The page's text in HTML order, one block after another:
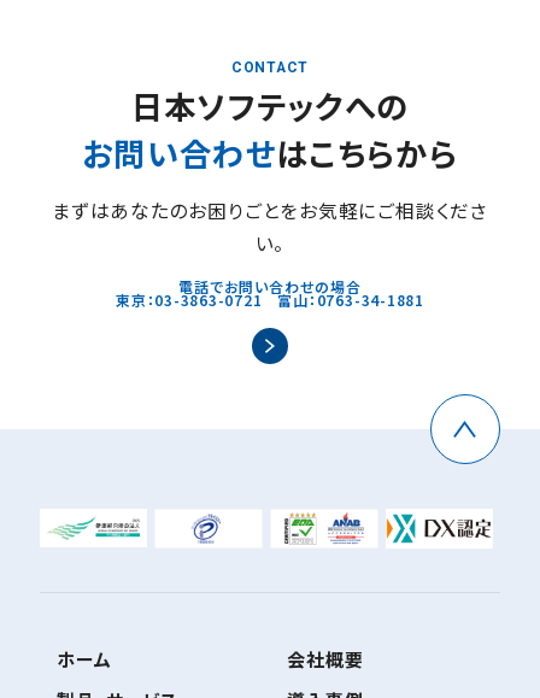
CONTACT
日本ソフテックへの
お問い合わせはこちらから
まずはあなたのお困りごとをお気軽にご相談くださ
い。
電話でお問い合わせの場合
東京：03-3863-0721 富山：0763-34-1881
ホーム
会社概要